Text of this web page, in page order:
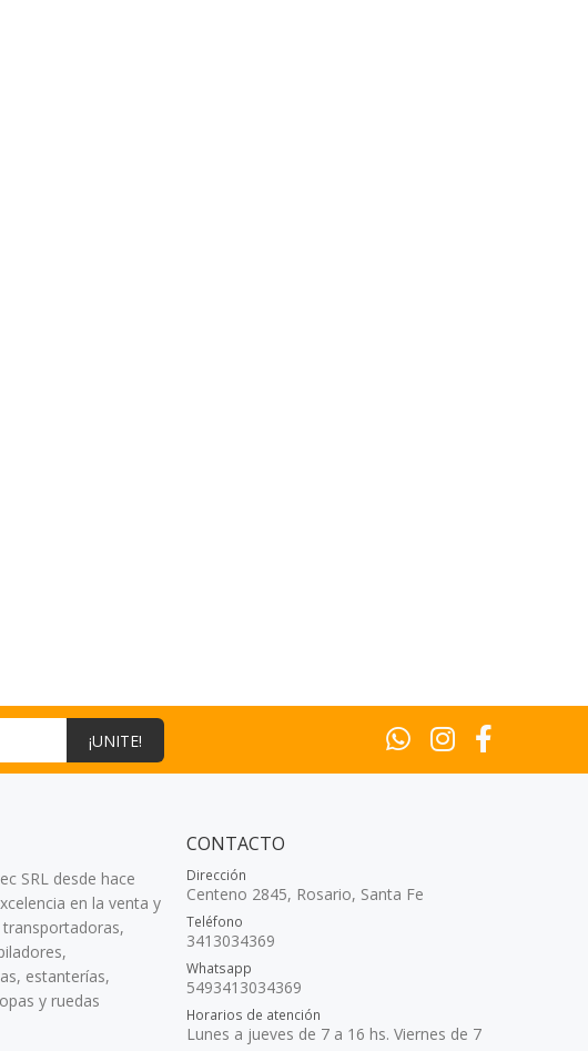
¡UNITE!
SRL desde hace
en la venta y
estanterías,
y ruedas
CONTACTO
Dirección
Centeno 2845, Rosario, Santa Fe
Teléfono
3413034369
Whatsapp
5493413034369
Horarios de atención
Lunes a jueves de 7 a 16 hs. Viernes de 7